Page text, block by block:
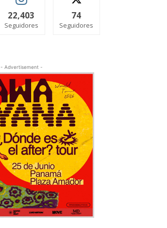
22,403
Seguidores
74
Seguidores
- Advertisement -